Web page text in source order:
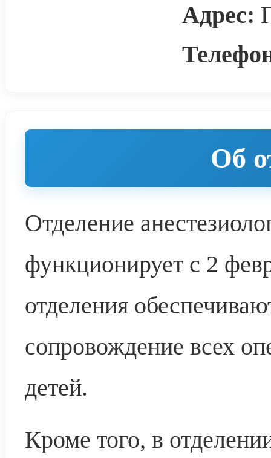
Адрес:
Об
Отделение
функционирует с 2
отделения
сопровождение всех
детей.
Кроме того, в